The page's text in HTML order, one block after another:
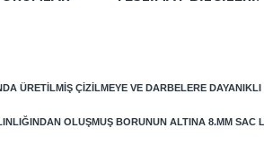
ÜRETILMIŞ ÇIZILMEYE VE DARBELERE DAYANIKLI
OLUŞMUŞ BORUNUN ALTINA 8.MM SAC